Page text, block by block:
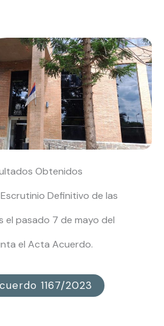
Obtenidos
Definitivo de las
el pasado 7 de mayo del
el Acta Acuerdo.
1167/2023